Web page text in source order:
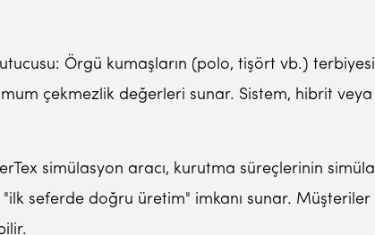
Örgü kumaşların (polo, tişört vb.)
çekmezlik değerleri sunar. Sistem, hibrit veya
simülasyon aracı, kurutma süreçlerinin
seferde doğru üretim" imkanı sunar.